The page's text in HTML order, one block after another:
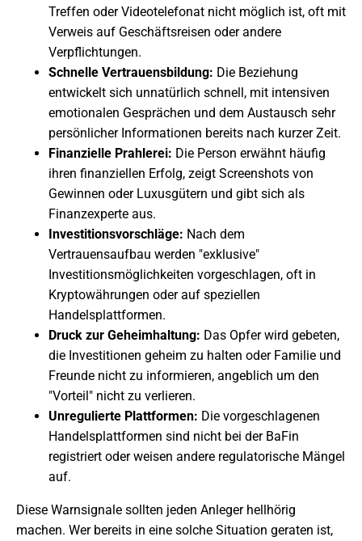
Treffen oder Videotelefonat nicht möglich ist, oft mit
Verweis auf Geschäftsreisen oder andere
Verpflichtungen.
Schnelle Vertrauensbildung: Die Beziehung
entwickelt sich unnatürlich schnell, mit intensiven
emotionalen Gesprächen und dem Austausch sehr
persönlicher Informationen bereits nach kurzer Zeit.
Finanzielle Prahlerei: Die Person erwähnt häufig
ihren finanziellen Erfolg, zeigt Screenshots von
Gewinnen oder Luxusgütern und gibt sich als
Finanzexperte aus.
Investitionsvorschläge: Nach dem
Vertrauensaufbau werden "exklusive"
Investitionsmöglichkeiten vorgeschlagen, oft in
Kryptowährungen oder auf speziellen
Handelsplattformen.
Druck zur Geheimhaltung: Das Opfer wird gebeten,
die Investitionen geheim zu halten oder Familie und
Freunde nicht zu informieren, angeblich um den
"Vorteil" nicht zu verlieren.
Unregulierte Plattformen: Die vorgeschlagenen
Handelsplattformen sind nicht bei der BaFin
registriert oder weisen andere regulatorische Mängel
auf.
Diese Warnsignale sollten jeden Anleger hellhörig
machen. Wer bereits in eine solche Situation geraten ist,